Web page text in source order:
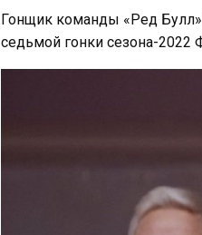
Гонщик команды «Ред
седьмой гонки сезона-2022